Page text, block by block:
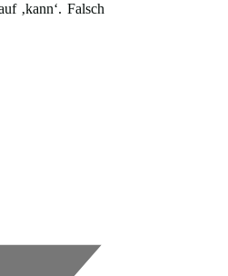
‚kann‘. Falsch